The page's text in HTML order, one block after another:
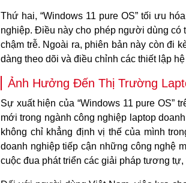
Thứ hai, “Windows 11 pure OS” tối ưu
nghiệp. Điều này cho phép người dùng có
chậm trễ. Ngoài ra, phiên bản này còn đi
dàng theo dõi và điều chỉnh các thiết lập
Ảnh Hưởng Đến Thị Trường
Sự xuất hiện của “Windows 11 pure OS”
mới trong ngành công nghiệp laptop
không chỉ khẳng định vị thế của mình
doanh nghiệp tiếp cận những công nghệ
cuộc đua phát triển các giải pháp tương